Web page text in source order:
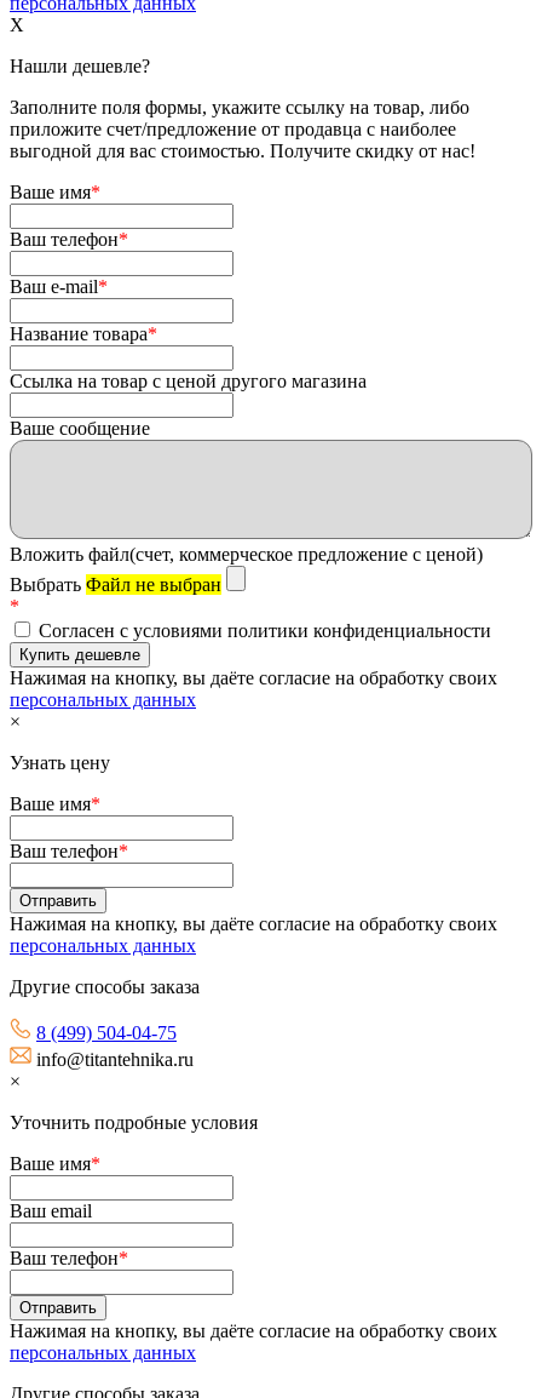
X
Нашли дешевле?
Заполните поля формы, укажите ссылку на товар, либо
приложите счет/предложение от продавца с наиболее
выгодной для вас стоимостью. Получите скидку от нас!
Ваше имя*
Ваш телефон*
Ваш e-mail*
Название товара*
Ссылка на товар с ценой другого магазина
Ваше сообщение
Вложить файл(счет, коммерческое предложение с ценой)
Выбрать Файл не выбран
*
Согласен с условиями политики конфиденциальности
Нажимая на кнопку, вы даёте согласие на обработку своих
персональных данных
×
Узнать цену
Ваше имя*
Ваш телефон*
Нажимая на кнопку, вы даёте согласие на обработку своих
персональных данных
Другие способы заказа
8 (499) 504-04-75
info@titantehnika.ru
×
Уточнить подробные условия
Ваше имя*
Ваш email
Ваш телефон*
Нажимая на кнопку, вы даёте согласие на обработку своих
персональных данных
Другие способы заказа